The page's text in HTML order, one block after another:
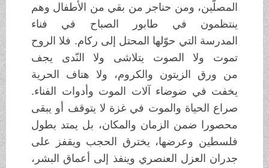
المصلّين، ومن حناجر من بقي من الأطفال وهم
ينتظمون في طابور الصباح في فناء
المدرسة التي حوّلها المحتل إلى ركام. فلا الروح
تموت ولا الصوت يتلاشى ولا النّدى يجف
من ورق الزيتون والكروم، ولا هتاف الحرية
يخفت في ضوضاء آلات الموت وأدوات الفناء.
صراع الحياة والموت في غزة لا يتوقف أو يبقى
محصورا ضمن الزمان والمكان، بل يمتد بطول
فلسطين وعرضها، يخترق الحجب ويقفز على
جدران العزل العنصري وينفذ إلى أعماق البشر،